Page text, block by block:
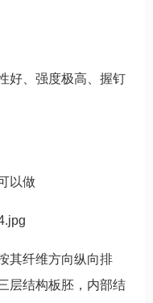
好、强度极高、握钉
以做
其纤维方向纵向排
层结构板胚，内部结